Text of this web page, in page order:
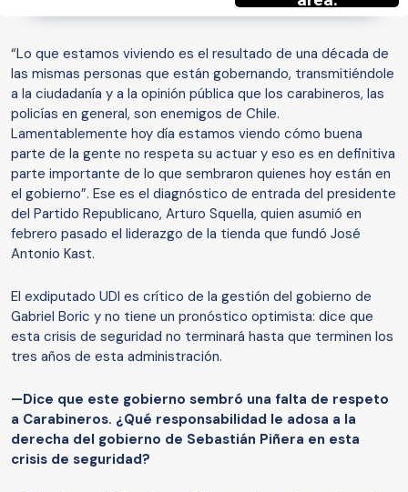
“Lo que estamos viviendo es el resultado de una década de
las mismas personas que están gobernando, transmitiéndole
a la ciudadanía y a la opinión pública que los carabineros, las
policías en general, son enemigos de Chile.
Lamentablemente hoy día estamos viendo cómo buena
parte de la gente no respeta su actuar y eso es en definitiva
parte importante de lo que sembraron quienes hoy están en
el gobierno”. Ese es el diagnóstico de entrada del presidente
del Partido Republicano, Arturo Squella, quien asumió en
febrero pasado el liderazgo de la tienda que fundó José
Antonio Kast.
El exdiputado UDI es crítico de la gestión del gobierno de
Gabriel Boric y no tiene un pronóstico optimista: dice que
esta crisis de seguridad no terminará hasta que terminen los
tres años de esta administración.
—Dice que este gobierno sembró una falta de respeto
a Carabineros. ¿Qué responsabilidad le adosa a la
derecha del gobierno de Sebastián Piñera en esta
crisis de seguridad?